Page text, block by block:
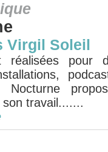
Virgil Soleil
réalisées pour
travail.......